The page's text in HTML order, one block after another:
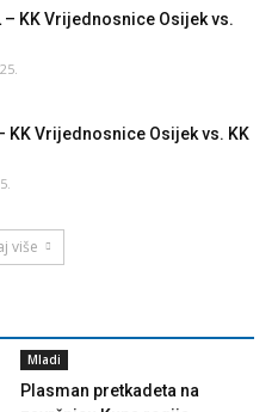
– KK Vrijednosnice Osijek vs.
KK Vrijednosnice Osijek vs. KK
više
Mladi
Plasman pretkadeta na